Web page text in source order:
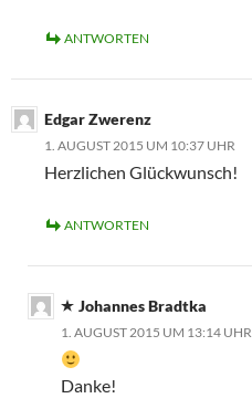
ANTWORTEN
Edgar Zwerenz
1. AUGUST 2015 UM 10:37 UHR
Herzlichen Glückwunsch!
ANTWORTEN
Johannes Bradtka
1. AUGUST 2015 UM 13:14 UHR
Danke!